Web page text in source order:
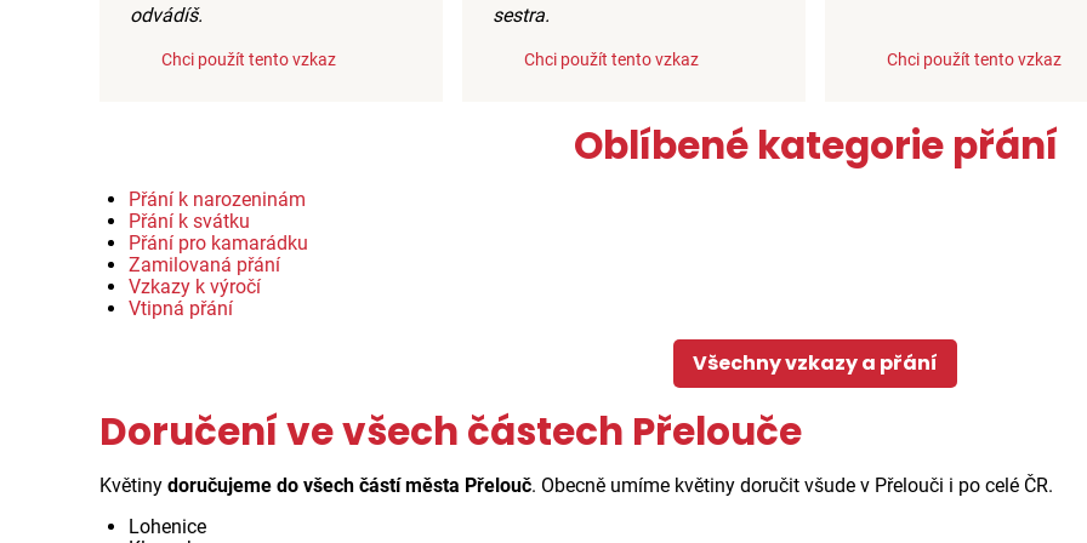
odvádíš.
Chci použít tento vzkaz
sestra.
Chci použít tento vzkaz Chci použít tento vzkaz
Oblíbené kategorie přání
Přání k narozeninám
Přání k svátku
Přání pro kamarádku
Zamilovaná přání
Vzkazy k výročí
Vtipná přání
Všechny vzkazy a přání
Doručení ve všech částech Přelouče
Květiny doručujeme do všech částí města Přelouč. Obecně umíme květiny doručit všude v Přelouči i po celé ČR.
Lohenice